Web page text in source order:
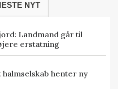
NYT
Landmand går til
erstatning
henter ny